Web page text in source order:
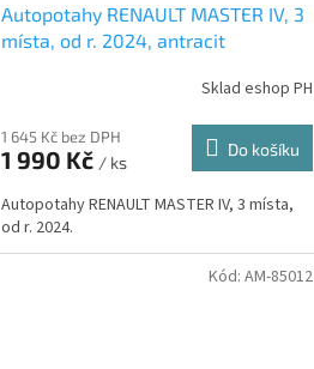
Autopotahy RENAULT MASTER IV, 3
místa, od r. 2024, antracit
Sklad eshop PH
1 645 Kč bez DPH
1 990 Kč / ks
Do košíku
Autopotahy RENAULT MASTER IV, 3 místa,
od r. 2024.
Kód: AM-85012